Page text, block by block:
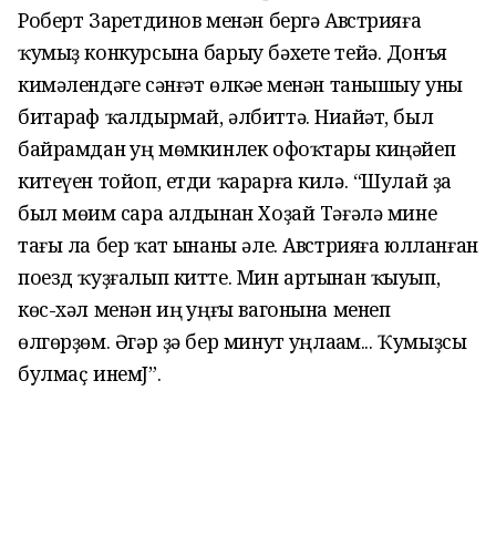
Роберт Заһретдинов менән бергә Австрияға
ҡумыҙ конкурсына барыу бәхете тейә. Донъя
кимәлендәге сәнғәт өлкәһе менән танышыу уны
битараф ҡалдырмай, әлбиттә. Ниһайәт, был
байрамдан һуң мөмкинлек офоҡтары киңәйеп
китеүен тойоп, етди ҡарарға килә. “Шулай ҙа
был мөһим сара алдынан Хоҙай Тәғәлә мине
тағы ла бер ҡат һынаны әле. Австрияға юлланған
поезд ҡуҙғалып китте. Мин артынан ҡыуып,
көс-хәл менән иң һуңғы вагонына менеп
өлгөрҙөм. Әгәр ҙә бер минут һуңлаһам... Ҡумыҙсы
булмаҫ инемJ”.